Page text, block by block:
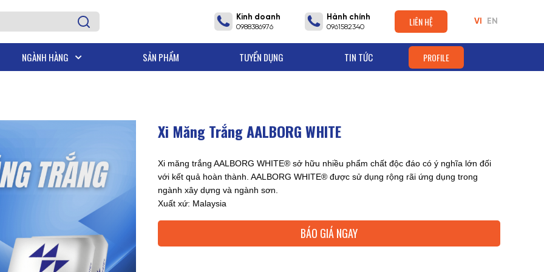
Kinh doanh
0988386976
Hành chính
0961582340
LIÊN HỆ VI EN
NGÀNH HÀNG SẢN PHẨM TUYỂN DỤNG TIN TỨC PROFILE
Xi Măng Trắng AALBORG WHITE
Xi măng trắng AALBORG WHITE® sở hữu nhiều phẩm chất độc đáo có ý nghĩa lớn đối
với kết quả hoàn thành. AALBORG WHITE® được sử dụng rộng rãi ứng dụng trong
ngành xây dựng và ngành sơn.
Xuất xứ: Malaysia
BÁO GIÁ NGAY